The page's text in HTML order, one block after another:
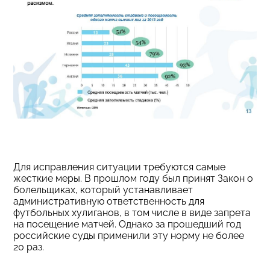
Для исправления ситуации требуются самые
жесткие меры. В прошлом году был принят Закон о
болельщиках, который устанавливает
административную ответственность для
футбольных хулиганов, в том числе в виде запрета
на посещение матчей. Однако за прошедший год
российские суды применили эту норму не более
20 раз.